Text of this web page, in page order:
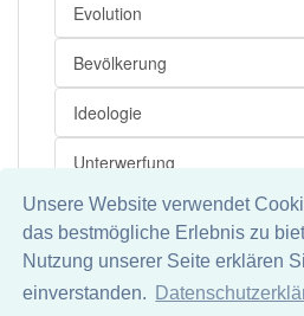
Unsere Website verwendet
das bestmögliche Erlebnis zu
Nutzung unserer Seite erklären
einverstanden.
Evolution
Bevölkerung
Ideologie
Unterwerfung
Inbesitznahme
Vertreibung Mehr